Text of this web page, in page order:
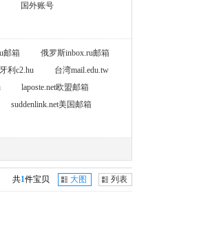
国外账号
邮箱
俄罗斯inbox.ru邮箱
利c2.hu
台湾mail.edu.tw
laposte.net欧盟邮箱
suddenlink.net美国邮箱
共1件宝贝 列表
大图